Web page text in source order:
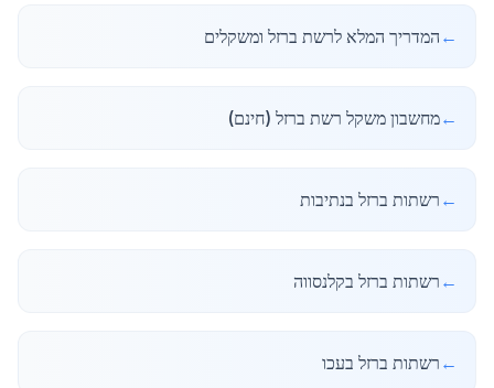
← המדריך המלא לרשת ברזל ומשקלים
←מחשבון משקל רשת ברזל (חינם)
← רשתות ברזל בנתיבות
← רשתות ברזל בקלנסווה
← רשתות ברזל בעכו